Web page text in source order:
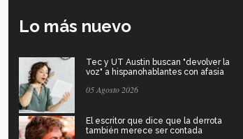
Lo más nuevo
Tec y UT Austin buscan "devolver la
voz" a hispanohablantes con afasia
05 Agosto 2026
El escritor que dice que la derrota
también merece ser contada